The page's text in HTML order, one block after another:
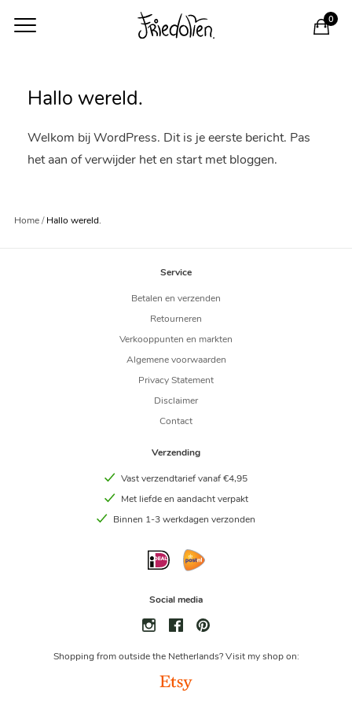
0
Hallo wereld.
Welkom bij WordPress. Dit is je eerste bericht. Pas
het aan of verwijder het en start met bloggen.
Home Hallo wereld.
Service
Betalen en verzenden
Retourneren
Verkooppunten en markten
Algemene voorwaarden
Privacy Statement
Disclaimer
Contact
Verzending
Vast verzendtarief vanaf €4,95
Met liefde en aandacht verpakt
Binnen 1-3 werkdagen verzonden
Social media
Shopping from outside the Netherlands? Visit my shop on: